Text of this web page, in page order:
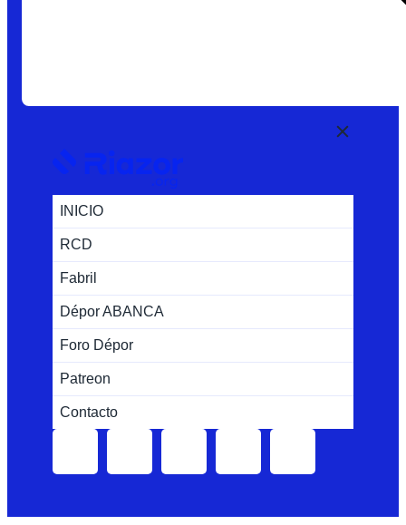
INICIO
RCD
Fabril
Dépor ABANCA
Foro Dépor
Patreon
Contacto